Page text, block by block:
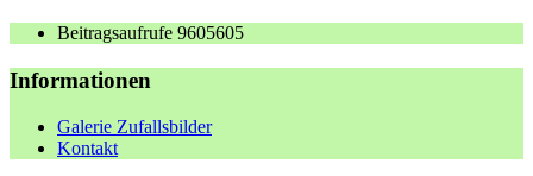
Beitragsaufrufe 9605605
Informationen
Galerie Zufallsbilder
Kontakt